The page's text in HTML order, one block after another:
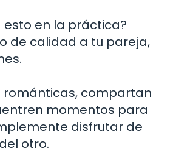
esto en la práctica?
de calidad a tu pareja,
románticas, compartan
momentos para
disfrutar de
otro.